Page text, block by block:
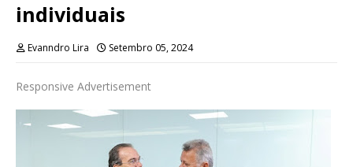
individuais
Evanndro Lira Setembro 05, 2024
Responsive Advertisement